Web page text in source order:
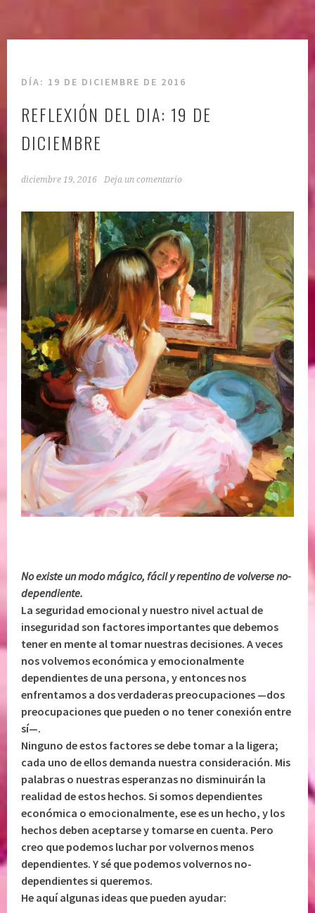
DÍA: 19 DE DICIEMBRE DE 2016
REFLEXIÓN DEL DIA: 19 DE
DICIEMBRE
diciembre 19, 2016 Deja un comentario
No existe un modo mágico, fácil y repentino de volverse no-
dependiente.
La seguridad emocional y nuestro nivel actual de
inseguridad son factores importantes que debemos
tener en mente al tomar nuestras decisiones. A veces
nos volvemos económica y emocionalmente
dependientes de una persona, y entonces nos
enfrentamos a dos verdaderas preocupaciones —dos
preocupaciones que pueden o no tener conexión entre
sí—.
Ninguno de estos factores se debe tomar a la ligera;
cada uno de ellos demanda nuestra consideración. Mis
palabras o nuestras esperanzas no disminuirán la
realidad de estos hechos. Si somos dependientes
económica o emocionalmente, ese es un hecho, y los
hechos deben aceptarse y tomarse en cuenta. Pero
creo que podemos luchar por volvernos menos
dependientes. Y sé que podemos volvernos no-
dependientes si queremos.
He aquí algunas ideas que pueden ayudar: